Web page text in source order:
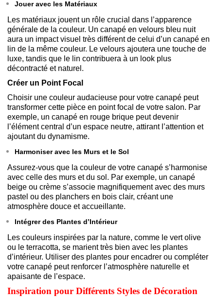
Jouer avec les Matériaux
Les matériaux jouent un rôle crucial dans l’apparence
générale de la couleur. Un canapé en velours bleu nuit
aura un impact visuel très différent de celui d’un canapé en
lin de la même couleur. Le velours ajoutera une touche de
luxe, tandis que le lin contribuera à un look plus
décontracté et naturel.
Créer un Point Focal
Choisir une couleur audacieuse pour votre canapé peut
transformer cette pièce en point focal de votre salon. Par
exemple, un canapé en rouge brique peut devenir
l’élément central d’un espace neutre, attirant l’attention et
ajoutant du dynamisme.
Harmoniser avec les Murs et le Sol
Assurez-vous que la couleur de votre canapé s’harmonise
avec celle des murs et du sol. Par exemple, un canapé
beige ou crème s’associe magnifiquement avec des murs
pastel ou des planchers en bois clair, créant une
atmosphère douce et accueillante.
Intégrer des Plantes d’Intérieur
Les couleurs inspirées par la nature, comme le vert olive
ou le terracotta, se marient très bien avec les plantes
d’intérieur. Utiliser des plantes pour encadrer ou compléter
votre canapé peut renforcer l’atmosphère naturelle et
apaisante de l’espace.
Inspiration pour Différents Styles de Décoration